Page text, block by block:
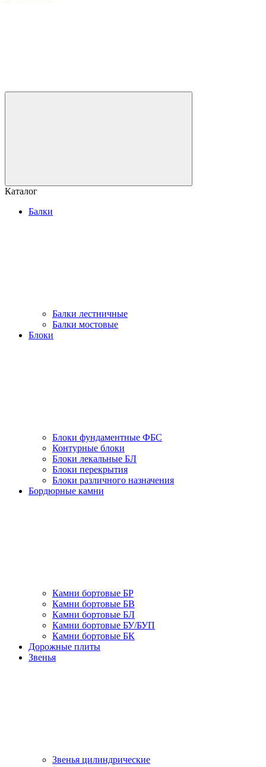
Каталог
Балки
Балки лестничные
Балки мостовые
Блоки
Блоки фундаментные ФБС
Контурные блоки
Блоки лекальные БЛ
Блоки перекрытия
Блоки различного назначения
Бордюрные камни
Камни бортовые БР
Камни бортовые БВ
Камни бортовые БЛ
Камни бортовые БУ/БУП
Камни бортовые БК
Дорожные плиты
Звенья
Звенья цилиндрические